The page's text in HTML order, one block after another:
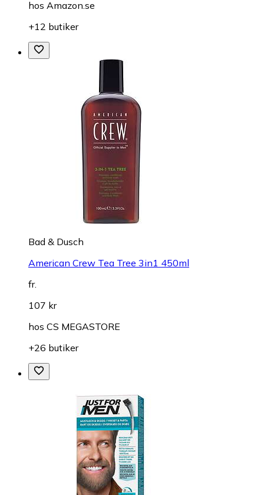
hos Amazon.se
+12 butiker
Bad & Dusch
American Crew Tea Tree 3in1 450ml
fr.
107 kr
hos CS MEGASTORE
+26 butiker